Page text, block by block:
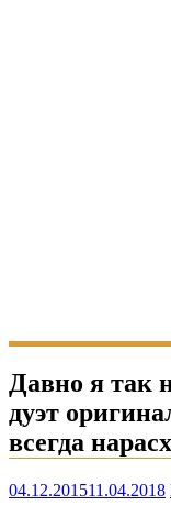
Давно я так
дуэт
всегда
04.12.201511.04.2018